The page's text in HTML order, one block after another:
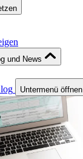
und News
Untermenü öffnen